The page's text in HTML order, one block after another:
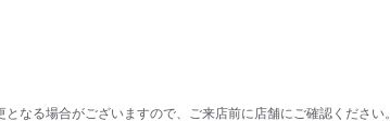
なる場合がございますので、ご来店前に店舗にご確認ください。